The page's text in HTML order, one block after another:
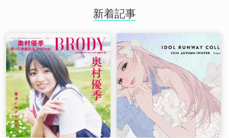
新着記事